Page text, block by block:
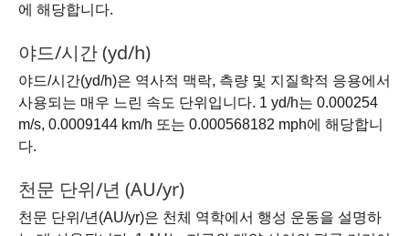
에 해당합니다.
야드/시간 (yd/h)
야드/시간(yd/h)은 역사적 맥락, 측량 및 지질학적 응용에서
사용되는 매우 느린 속도 단위입니다. 1 yd/h는 0.000254
m/s, 0.0009144 km/h 또는 0.000568182 mph에 해당합니
다.
천문 단위/년 (AU/yr)
천문 단위/년(AU/yr)은 천체 역학에서 행성 운동을 설명하